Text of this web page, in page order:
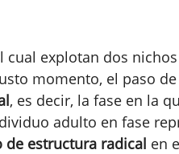
cual explotan dos
momento, el paso
, es decir, la fase en la
adulto en fase
de estructura radical en